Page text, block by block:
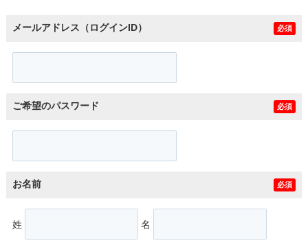
メールアドレス（ログインID） 必須
ご希望のパスワード 必須
お名前 必須
姓 名